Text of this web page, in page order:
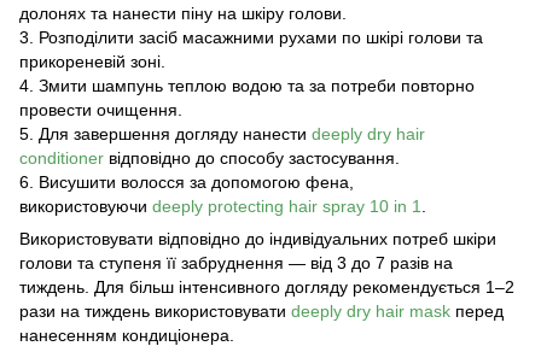
долонях та нанести піну на шкіру голови.
3. Розподілити засіб масажними рухами по шкірі голови та
прикореневій зоні.
4. Змити шампунь теплою водою та за потреби повторно
провести очищення.
5. Для завершення догляду нанести deeply dry hair
conditioner відповідно до способу застосування.
6. Висушити волосся за допомогою фена,
використовуючи deeply protecting hair spray 10 in 1
Використовувати відповідно до індивідуальних потреб шкіри
голови та ступеня її забруднення — від 3 до 7 разів на
тиждень. Для більш інтенсивного догляду рекомендується 1–2
рази на тиждень використовувати deeply dry hair mask перед
нанесенням кондиціонера.